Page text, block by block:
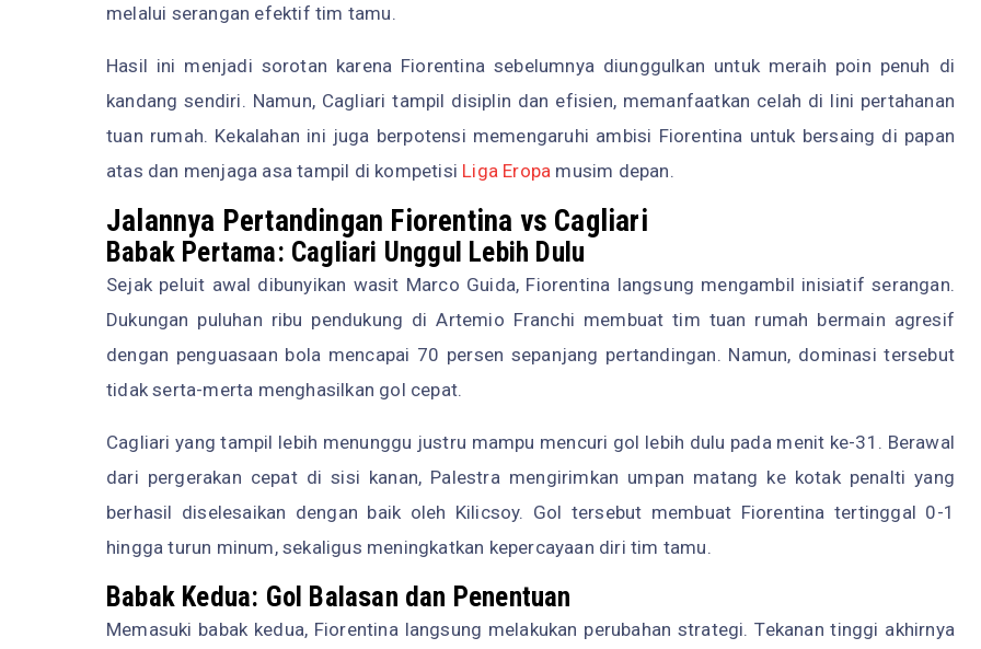
melalui serangan efektif tim tamu.
Hasil ini menjadi sorotan karena Fiorentina sebelumnya diunggulkan untuk meraih poin penuh di
kandang sendiri. Namun, Cagliari tampil disiplin dan efisien, memanfaatkan celah di lini pertahanan
tuan rumah. Kekalahan ini juga berpotensi memengaruhi ambisi Fiorentina untuk bersaing di papan
atas dan menjaga asa tampil di kompetisi Liga Eropa musim depan.
Jalannya Pertandingan Fiorentina vs Cagliari
Babak Pertama: Cagliari Unggul Lebih Dulu
Sejak peluit awal dibunyikan wasit Marco Guida, Fiorentina langsung mengambil inisiatif serangan.
Dukungan puluhan ribu pendukung di Artemio Franchi membuat tim tuan rumah bermain agresif
dengan penguasaan bola mencapai 70 persen sepanjang pertandingan. Namun, dominasi tersebut
tidak serta-merta menghasilkan gol cepat.
Cagliari yang tampil lebih menunggu justru mampu mencuri gol lebih dulu pada menit ke-31. Berawal
dari pergerakan cepat di sisi kanan, Palestra mengirimkan umpan matang ke kotak penalti yang
berhasil diselesaikan dengan baik oleh Kilicsoy. Gol tersebut membuat Fiorentina tertinggal 0-1
hingga turun minum, sekaligus meningkatkan kepercayaan diri tim tamu.
Babak Kedua: Gol Balasan dan Penentuan
Memasuki babak kedua, Fiorentina langsung melakukan perubahan strategi. Tekanan tinggi akhirnya